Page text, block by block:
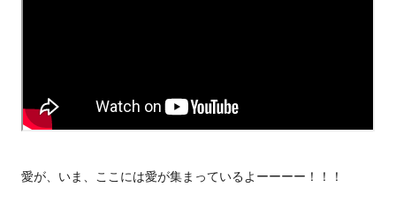
愛が、いま、ここには愛が集まっているよーーーー！！！